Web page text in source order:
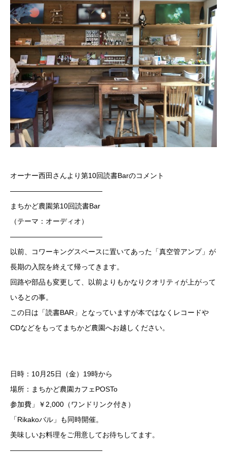
オーナー西田さんより第10回読書Barのコメント
—————————————
まちかど農園第10回読書Bar
（テーマ：オーディオ）
—————————————
以前、コワーキングスペースに置いてあった「真空管アンプ」が
長期の入院を終えて帰ってきます。
回路や部品も変更して、以前よりもかなりクオリティが上がって
いるとの事。
この日は「読書BAR」となっていますが本ではなくレコードや
CDなどをもってまちかど農園へお越しください。
日時：10月25日（金）19時から
場所：まちかど農園カフェPOSTo
参加費」￥2,000（ワンドリンク付き）
「Rikakoバル」も同時開催。
美味しいお料理をご用意してお待ちしてます。
—————————————